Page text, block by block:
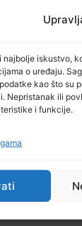
najbolje iskustvo,
o uređaju.
kao što su
Nepristanak ili
i funkcije.
a preminulo